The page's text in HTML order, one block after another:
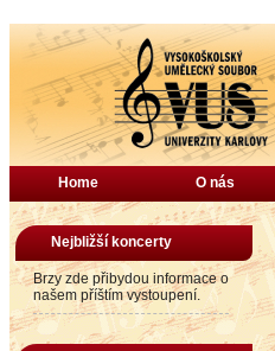
Home O nás
Nejbližší koncerty
Brzy zde přibydou informace o
našem příštím vystoupení.